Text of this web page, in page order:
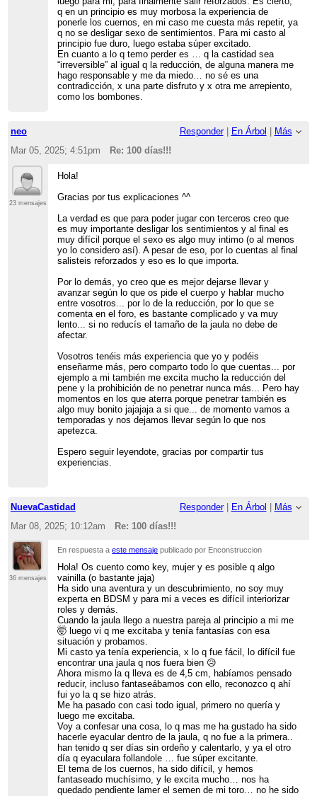
q en un principio es muy morbosa la experiencia de
ponerle los cuernos, en mi caso me cuesta más repetir, ya
q no se desligar sexo de sentimientos. Para mi casto al
principio fue duro, luego estaba súper excitado.
En cuanto a lo q temo perder es … q la castidad sea
“irreversible” al igual q la reducción, de alguna manera me
hago responsable y me da miedo… no sé es una
contradicción, x una parte disfruto y x otra me arrepiento,
como los bombones.
neo Responder| En Árbol
Más
Mar 05, 2025; 4:51pm
Re: 100 días!!!
23 mensajes
Hola!
Gracias por tus explicaciones ^^
La verdad es que para poder jugar con terceros creo que
es muy importante desligar los sentimientos y al final es
muy difícil porque el sexo es algo muy intimo (o al menos
yo lo considero así). A pesar de eso, por lo cuentas al final
salisteis reforzados y eso es lo que importa.
Por lo demás, yo creo que es mejor dejarse llevar y
avanzar según lo que os pide el cuerpo y hablar mucho
entre vosotros... por lo de la reducción, por lo que se
comenta en el foro, es bastante complicado y va muy
lento... si no reducís el tamaño de la jaula no debe de
afectar.
Vosotros tenéis más experiencia que yo y podéis
enseñarme más, pero comparto todo lo que cuentas... por
ejemplo a mi también me excita mucho la reducción del
pene y la prohibición de no penetrar nunca más... Pero hay
momentos en los que aterra porque penetrar también es
algo muy bonito jajajaja a si que... de momento vamos a
temporadas y nos dejamos llevar según lo que nos
apetezca.
Espero seguir leyendote, gracias por compartir tus
experiencias.
NuevaCastidad Responder| En Árbol
Más
Mar 08, 2025; 10:12am
Re: 100 días!!!
36 mensajes
En respuesta aeste mensaje publicado por Enconstruccion
Hola! Os cuento como key, mujer y es posible q algo
vainilla (o bastante jaja)
Ha sido una aventura y un descubrimiento, no soy muy
experta en BDSM y para mi a veces es difícil interiorizar
roles y demás.
Cuando la jaula llego a nuestra pareja al principio a mi me
🤯 luego vi q me excitaba y tenía fantasías con esa
situación y probamos.
Mi casto ya tenía experiencia, x lo q fue fácil, lo difícil fue
encontrar una jaula q nos fuera bien 😥
Ahora mismo la q lleva es de 4,5 cm, habíamos pensado
reducir, incluso fantaseábamos con ello, reconozco q ahí
fui yo la q se hizo atrás.
Me ha pasado con casi todo igual, primero no quería y
luego me excitaba.
Voy a confesar una cosa, lo q mas me ha gustado ha sido
hacerle eyacular dentro de la jaula, q no fue a la primera..
han tenido q ser días sin ordeño y calentarlo, y ya el otro
día q eyaculara follandole … fue súper excitante.
El tema de los cuernos, ha sido difícil, y hemos
fantaseado muchísimo, y le excita mucho… nos ha
quedado pendiente lamer el semen de mi toro… no he sido